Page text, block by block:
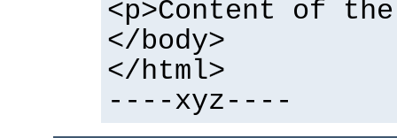
<p>Content of
</body>
</html>
----xyz----